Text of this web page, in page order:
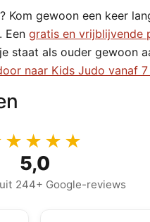
gewoon een keer
Een gratis en vrijblijvende
staat als ouder gewoon
naar Kids Judo vanaf 7
5,0
244+ Google-reviews